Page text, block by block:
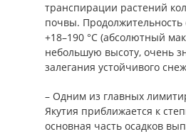
транспирации растений
почвы.
+18–190 °С (абсолютный
небольшую высоту, очень
залегания устойчивого
– Одним из главных
Якутия приближается к
основная часть осадков